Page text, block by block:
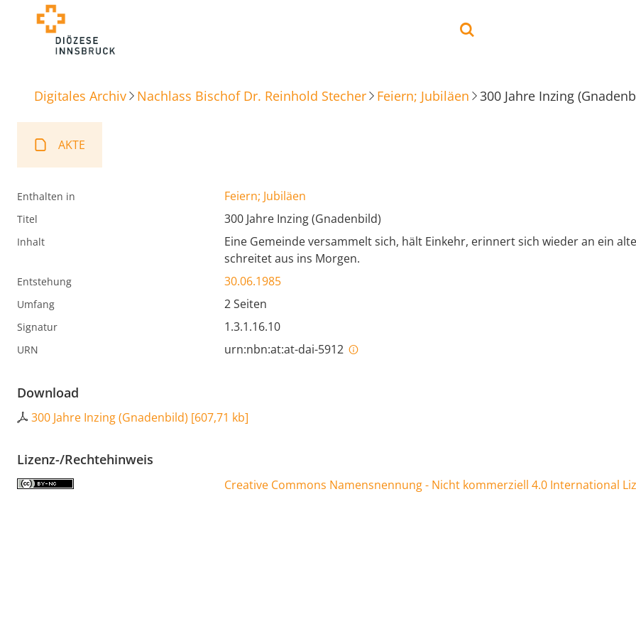
Digitales Archiv Nachlass Bischof Dr. Reinhold Stecher Feiern; Jubiläen 300 Jahre Inzing
AKTE
Enthalten in Feiern; Jubiläen
Titel 300 Jahre Inzing (Gnadenbild)
Inhalt
Eine Gemeinde versammelt sich, hält Einkehr, erinnert sich wieder an ein
schreitet aus ins Morgen.
Entstehung 30.06.1985
Umfang 2 Seiten
Signatur 1.3.1.16.10
URN urn:nbn:at:at-dai-5912
Download
300 Jahre Inzing (Gnadenbild) [607,71 kb]
Lizenz-/Rechtehinweis
Creative Commons Namensnennung - Nicht kommerziell 4.0 International